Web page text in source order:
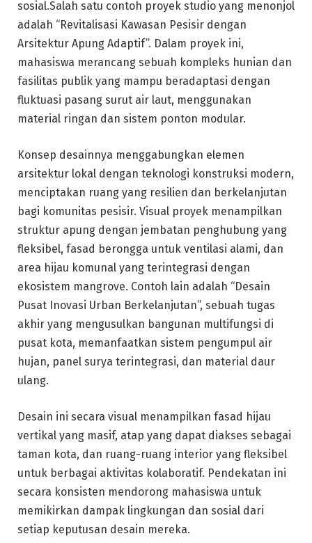
sosial.Salah satu contoh proyek studio yang menonjol
adalah “Revitalisasi Kawasan Pesisir dengan
Arsitektur Apung Adaptif”. Dalam proyek ini,
mahasiswa merancang sebuah kompleks hunian dan
fasilitas publik yang mampu beradaptasi dengan
fluktuasi pasang surut air laut, menggunakan
material ringan dan sistem ponton modular.
Konsep desainnya menggabungkan elemen
arsitektur lokal dengan teknologi konstruksi modern,
menciptakan ruang yang resilien dan berkelanjutan
bagi komunitas pesisir. Visual proyek menampilkan
struktur apung dengan jembatan penghubung yang
fleksibel, fasad berongga untuk ventilasi alami, dan
area hijau komunal yang terintegrasi dengan
ekosistem mangrove. Contoh lain adalah “Desain
Pusat Inovasi Urban Berkelanjutan”, sebuah tugas
akhir yang mengusulkan bangunan multifungsi di
pusat kota, memanfaatkan sistem pengumpul air
hujan, panel surya terintegrasi, dan material daur
ulang.
Desain ini secara visual menampilkan fasad hijau
vertikal yang masif, atap yang dapat diakses sebagai
taman kota, dan ruang-ruang interior yang fleksibel
untuk berbagai aktivitas kolaboratif. Pendekatan ini
secara konsisten mendorong mahasiswa untuk
memikirkan dampak lingkungan dan sosial dari
setiap keputusan desain mereka.